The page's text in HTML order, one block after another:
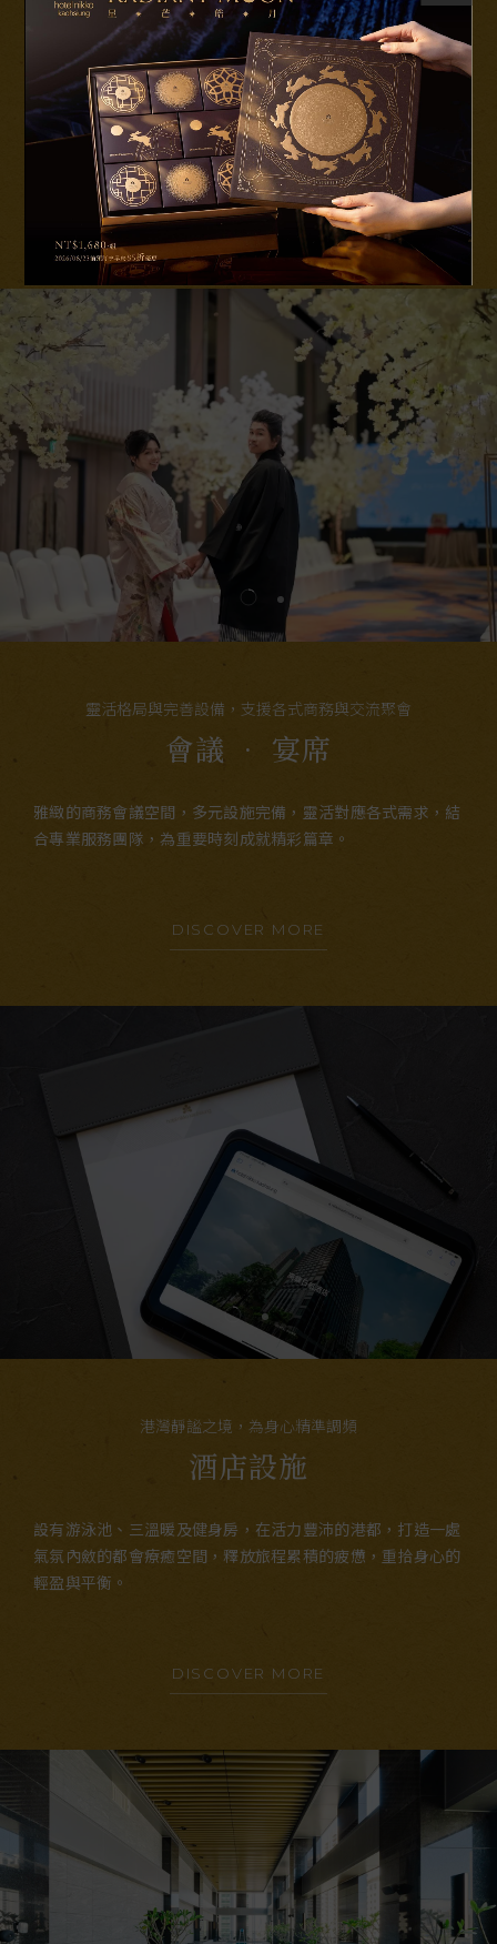
挑高七米五的空間設計的宴會廳，營造出無與倫比的氣派與尊
榮，搭配頂級的多媒體影音設備與炫麗多彩的 LED 屏幕， 呈
現燦爛炫目的奢華燈光秀，及專業餐飲服務團隊，悉心打造賓
主盡歡的相聚時刻。
DISCOVER MORE
靈活格局與完善設備，支援各式商務與交流聚會
會議 • 宴席
雅緻的商務會議空間，多元設施完備，靈活對應各式需求，結
合專業服務團隊，為重要時刻成就精彩篇章。
DISCOVER MORE
港灣靜謐之境，為身心精準調頻
酒店設施
設有游泳池、三溫暖及健身房，在活力豐沛的港都，打造一處
氣氛內斂的都會療癒空間，釋放旅程累積的疲憊，重拾身心的
輕盈與平衡。
DISCOVER MORE